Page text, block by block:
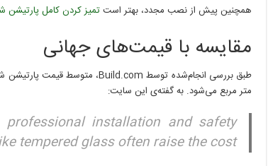
همچنین پیش از نصب مجدد، بهتر استتمیز کردن کامل پارتیشن
مقایسه با قیمت‌های جهانی
متر مربع می‌شود. به گفته‌ی این سایت:
professional installation and safety
tempered glass often raise the cost.